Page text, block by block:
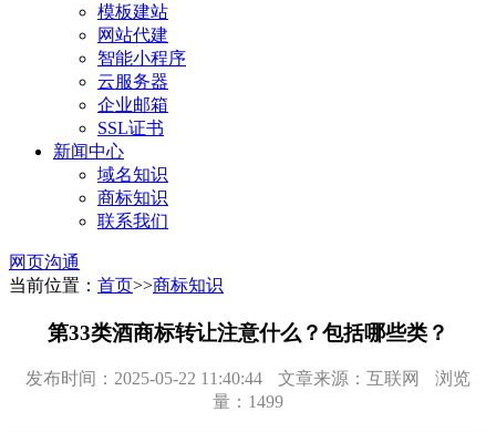
模板建站
网站代建
智能小程序
云服务器
企业邮箱
SSL证书
新闻中心
域名知识
商标知识
联系我们
网页沟通
当前位置： 首页>>商标知识
第33类酒商标转让注意什么？包括哪些类？
发布时间：2025-05-22 11:40:44 文章来源：互联网
浏览
量：1499